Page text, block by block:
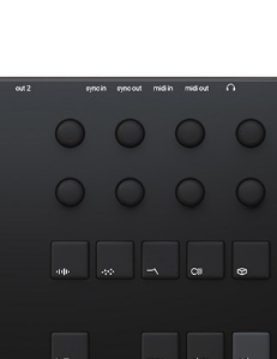
ヴィンテージ